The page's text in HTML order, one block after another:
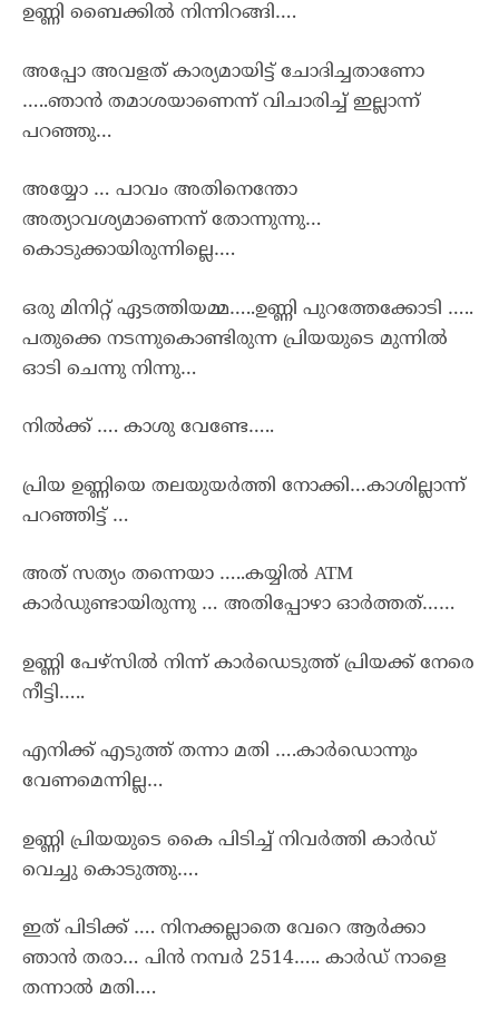
ഉണ്ണി ബൈക്കിൽ നിന്നിറങ്ങി….
അപ്പോ അവളത് കാര്യമായിട്ട് ചോദിച്ചതാണോ
…..ഞാൻ തമാശയാണെന്ന് വിചാരിച്ച് ഇല്ലാന്ന്
പറഞ്ഞു…
അയ്യോ … പാവം അതിനെന്തോ
അത്യാവശ്യമാണെന്ന് തോന്നുന്നു…
കൊടുക്കായിരുന്നില്ലെ….
ഒരു മിനിറ്റ് ഏടത്തിയമ്മ…..ഉണ്ണി പുറത്തേക്കോടി …..
പതുക്കെ നടന്നുകൊണ്ടിരുന്ന പ്രിയയുടെ മുന്നിൽ
ഓടി ചെന്നു നിന്നു…
നിൽക്ക് …. കാശു വേണ്ടേ…..
പ്രിയ ഉണ്ണിയെ തലയുയർത്തി നോക്കി…കാശില്ലാന്ന്
പറഞ്ഞിട്ട് …
അത് സത്യം തന്നെയാ …..കയ്യിൽ ATM
കാർഡുണ്ടായിരുന്നു … അതിപ്പോഴാ ഓർത്തത്……
ഉണ്ണി പേഴ്സിൽ നിന്ന് കാർഡെടുത്ത് പ്രിയക്ക് നേരെ
നീട്ടി…..
എനിക്ക് എടുത്ത് തന്നാ മതി ….കാർഡൊന്നും
വേണമെന്നില്ല…
ഉണ്ണി പ്രിയയുടെ കൈ പിടിച്ച് നിവർത്തി കാർഡ്
വെച്ചു കൊടുത്തു….
ഇത് പിടിക്ക് …. നിനക്കല്ലാതെ വേറെ ആർക്കാ
ഞാൻ തരാ… പിൻ നമ്പർ 2514….. കാർഡ് നാളെ
തന്നാൽ മതി….